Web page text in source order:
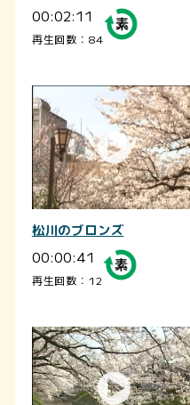
00:02:11
再生回数：84
松川のブロンズ
00:00:41
再生回数：12